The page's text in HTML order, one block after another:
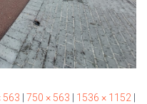
563 | 750 × 563 | 1536 × 1152 |